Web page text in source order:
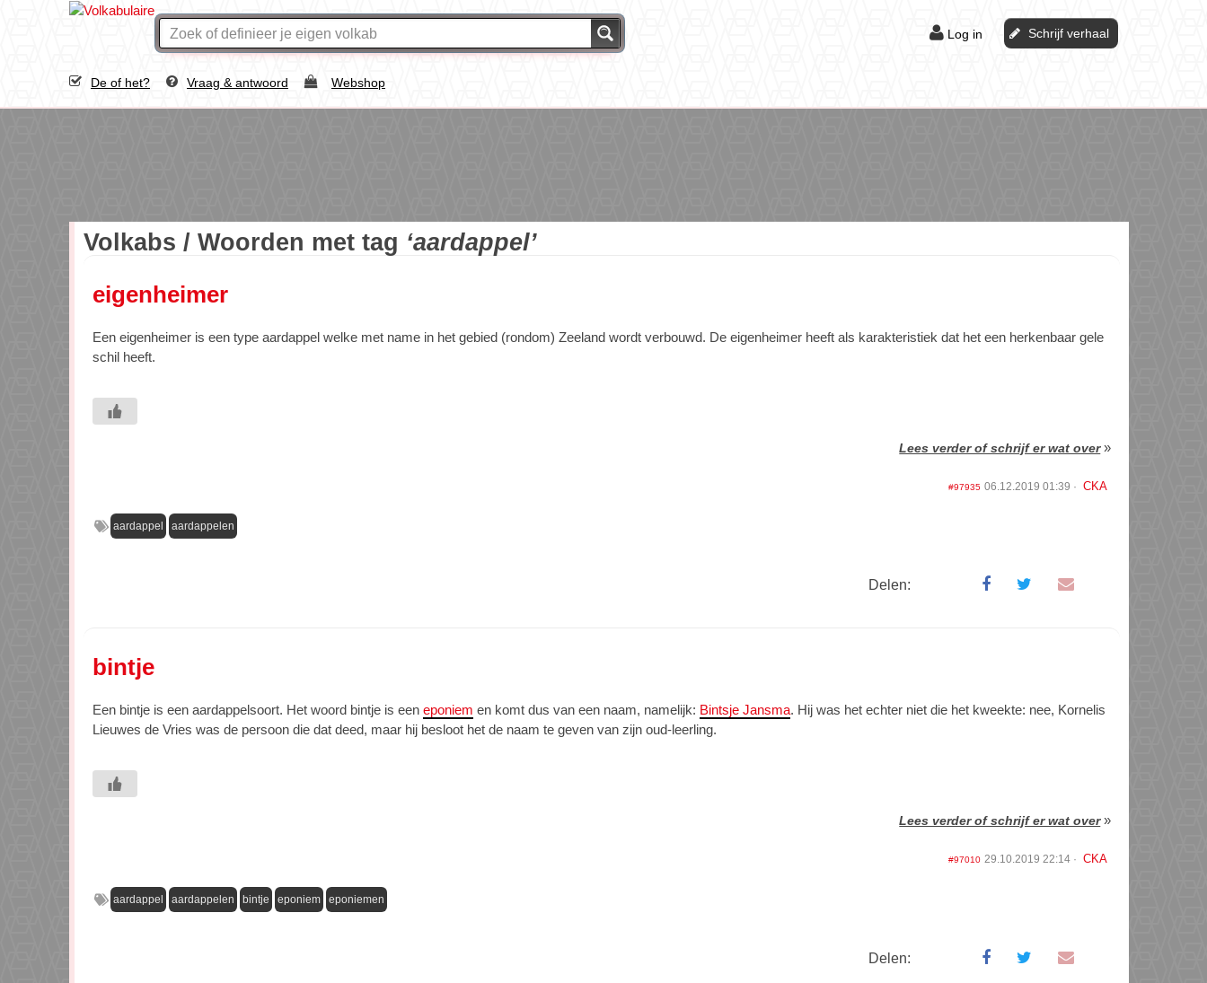
Log in Schrijf verhaal
De of het? Vraag & antwoord Webshop
Volkabs / Woorden met tag ‘aardappel’
eigenheimer
Een eigenheimer is een type aardappel welke met name in het gebied (rondom) Zeeland wordt verbouwd. De eigenheimer heeft als karakteristiek dat het een herkenbaar gele
schil heeft.
Lees verder of schrijf er wat over»
#97935 06.12.2019 01:39 CKA
aardappel aardappelen
Delen:
bintje
Een bintje is een aardappelsoort. Het woord bintje is een eponiem en komt dus van een naam, namelijk: Bintsje Jansma. Hij was het echter niet die het kweekte: nee, Kornelis
Lieuwes de Vries was de persoon die dat deed, maar hij besloot het de naam te geven van zijn oud-leerling.
Lees verder of schrijf er wat over»
#97010 29.10.2019 22:14 CKA
aardappel aardappelen bintje eponiem eponiemen
Delen: